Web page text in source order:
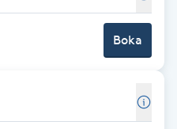
Boka